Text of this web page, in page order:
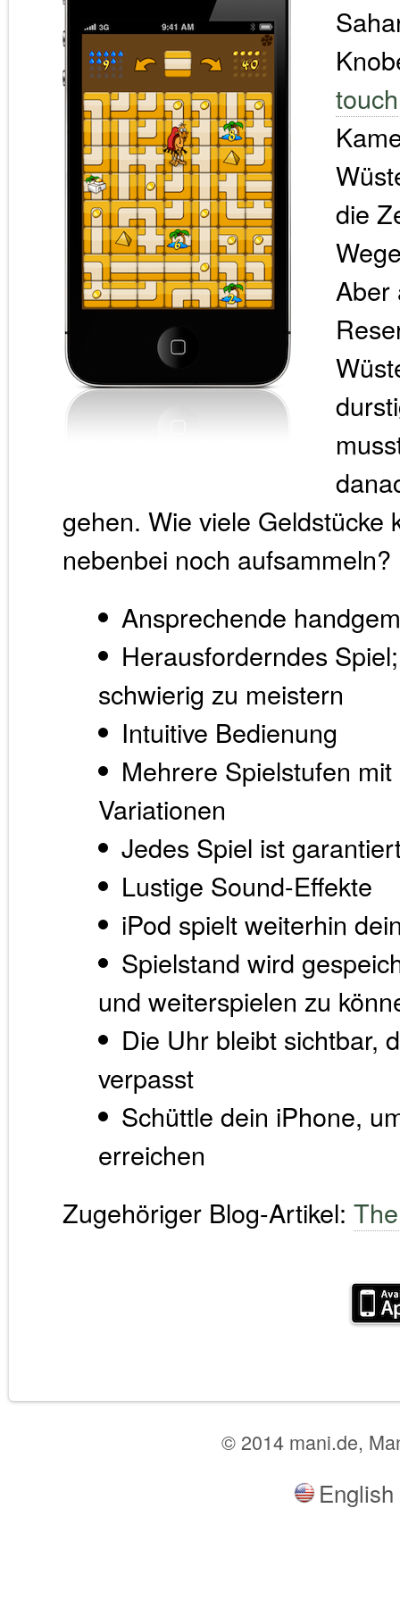
touch
die
Aber
gehen. Wie viele Geldstücke
nebenbei noch aufsammeln?
Ansprechende
Herausforderndes
schwierig zu meistern
Intuitive Bedienung
Mehrere Spielstufen
Variationen
Jedes Spiel ist
Lustige Sound-Effekte
iPod spielt weiterhin
Spielstand wird
und weiterspielen zu
Die Uhr bleibt sichtbar,
verpasst
Schüttle dein iPhone,
erreichen
Zugehöriger Blog-Artikel:
© 2014 mani.de,
English